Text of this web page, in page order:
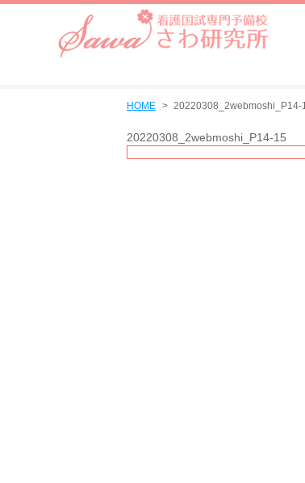
HOME 20220308_2webmoshi_P14-
20220308_2webmoshi_P14-15